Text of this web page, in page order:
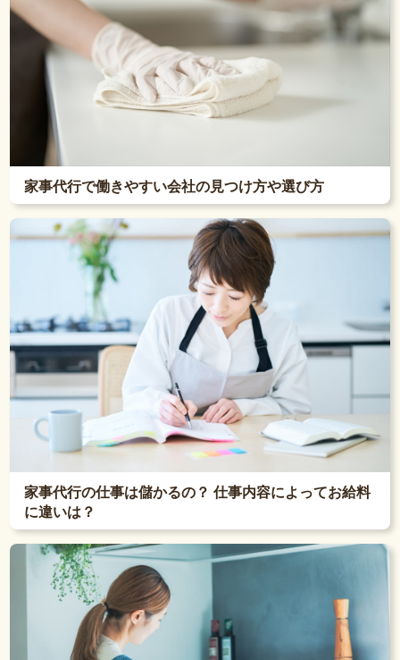
家事代行で働きやすい会社の見つけ方や選び方
家事代行の仕事は儲かるの？ 仕事内容によってお給料
に違いは？